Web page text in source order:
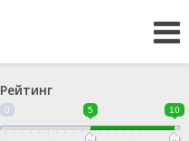
Рейтинг
0 5 10